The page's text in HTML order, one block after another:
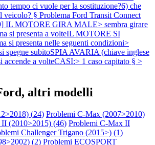
tempo ci vuole per la sostituzione?6) che
veicolo? § Problema Ford Transit Connect
IL MOTORE GIRA MALE> sembra girare
si presenta a volteIL MOTORE SI
si presenta nelle seguenti condizioni>
spegne subitoSPIA AVARIA (chiave inglese
a volteCASI:> 1 caso capitato § >
altri modelli
(24) Problemi C-Max (2007>2010)
(2010>2015) (46) Problemi C-Max II
Challenger Trigano (2015>) (1)
(2) Problemi ECOSPORT